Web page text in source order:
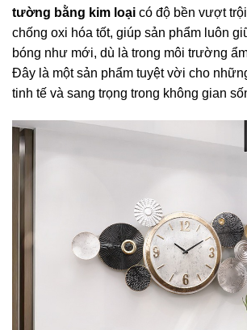
tường bằng kim loại có độ bền vượt
chống oxi hóa tốt, giúp sản phẩm luôn
bóng như mới, dù là trong môi trường
Đây là một sản phẩm tuyệt vời cho
tinh tế và sang trọng trong không gian